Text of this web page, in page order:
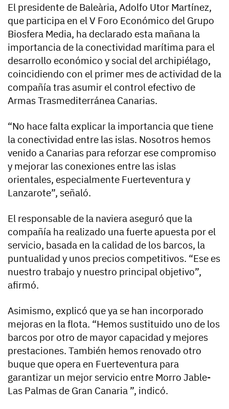
El presidente de Baleària, Adolfo Utor Martínez,
que participa en el V Foro Económico del Grupo
Biosfera Media, ha declarado esta mañana la
importancia de la conectividad marítima para el
desarrollo económico y social del archipiélago,
coincidiendo con el primer mes de actividad de la
compañía tras asumir el control efectivo de
Armas Trasmediterránea Canarias.
“No hace falta explicar la importancia que tiene
la conectividad entre las islas. Nosotros hemos
venido a Canarias para reforzar ese compromiso
y mejorar las conexiones entre las islas
orientales, especialmente Fuerteventura y
Lanzarote”, señaló.
El responsable de la naviera aseguró que la
compañía ha realizado una fuerte apuesta por el
servicio, basada en la calidad de los barcos, la
puntualidad y unos precios competitivos. “Ese es
nuestro trabajo y nuestro principal objetivo”,
afirmó.
Asimismo, explicó que ya se han incorporado
mejoras en la flota. “Hemos sustituido uno de los
barcos por otro de mayor capacidad y mejores
prestaciones. También hemos renovado otro
buque que opera en Fuerteventura para
garantizar un mejor servicio entre Morro Jable-
Las Palmas de Gran Canaria ”, indicó.